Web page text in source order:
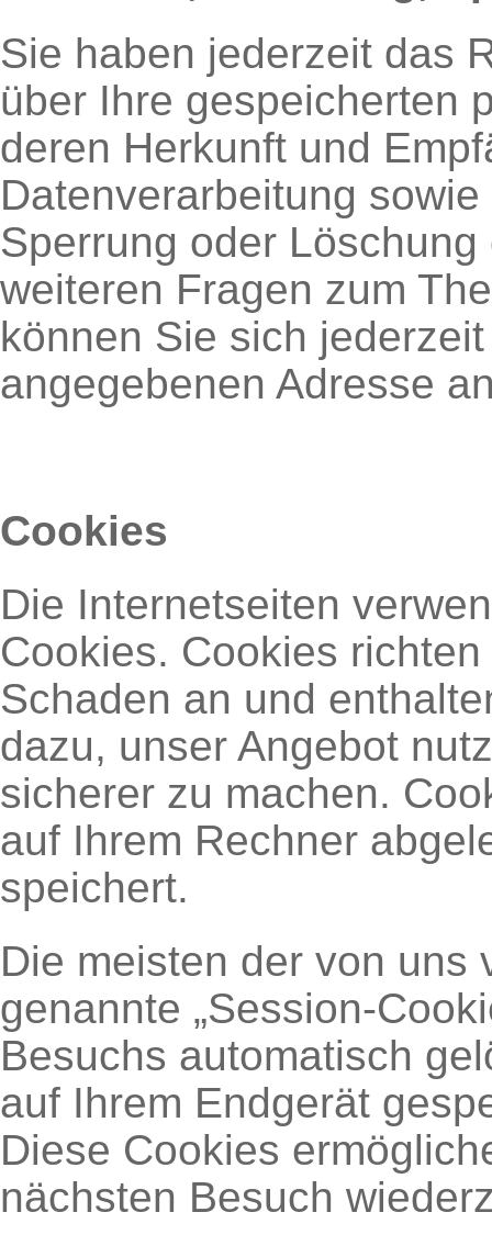
Sie haben jederzeit das
über Ihre gespeicherten
deren Herkunft und
Datenverarbeitung
Sperrung oder
weiteren Fragen zum
können Sie sich
angegebenen Adresse
Cookies
Die Internetseiten
Cookies. Cookies
Schaden an und
dazu, unser Angebot
sicherer zu machen.
auf Ihrem Rechner
speichert.
Die meisten der von uns
genannte „Session-
Besuchs automatisch
auf Ihrem Endgerät
Diese Cookies
nächsten Besuch